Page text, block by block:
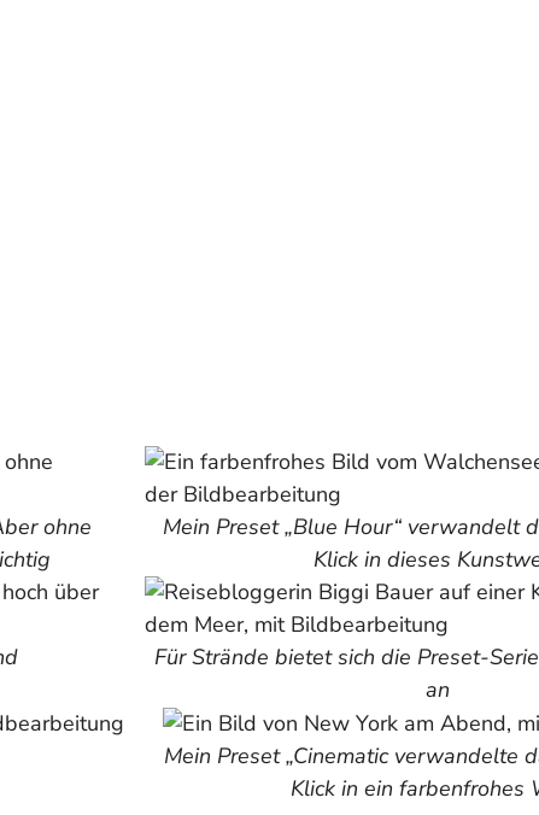
ohne
Mein Preset „Blue Hour“ verwandelt
Klick in dieses
Für Strände bietet sich die Preset-
an
Mein Preset „Cinematic verwandelte
Klick in ein farbenfrohes